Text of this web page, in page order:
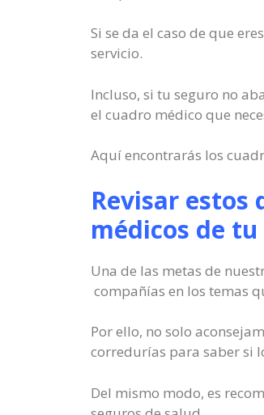
Si se da el caso de que
servicio.
Incluso, si tu seguro no
el cuadro médico que
Aquí encontrarás los
Revisar estos
médicos de
Una de las metas de
compañías en los temas
Por ello, no solo
corredurías para saber si
Del mismo modo, es